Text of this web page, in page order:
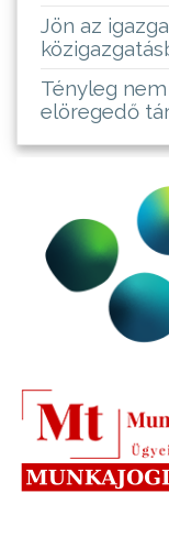
Jön az
Tényleg
elöregedő